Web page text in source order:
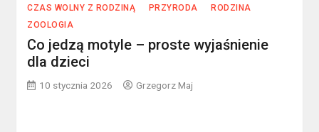
CZAS WOLNY Z RODZINĄ PRZYRODA
RODZINA
ZOOLOGIA
Co jedzą motyle – proste wyjaśnienie
dla dzieci
10 stycznia 2026 Grzegorz Maj